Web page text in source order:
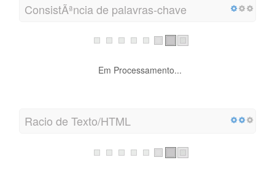
ConsistÃªncia de palavras-chave
Em Processamento...
Racio de Texto/HTML